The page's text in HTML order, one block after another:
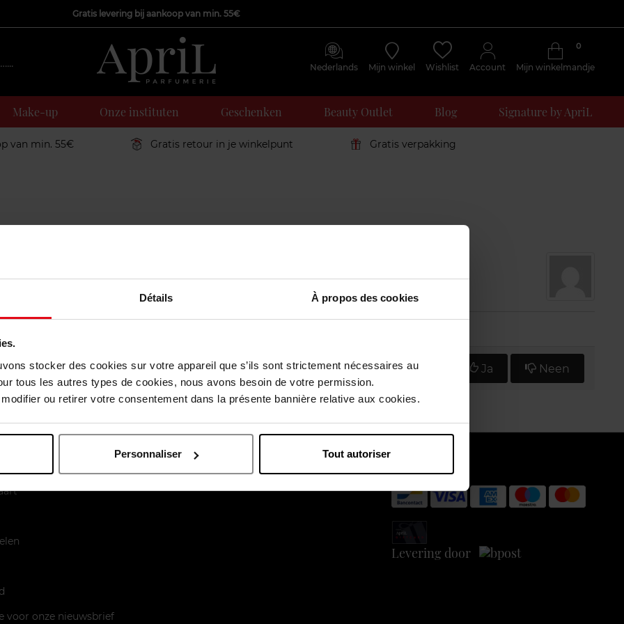
Détails À propos des cookies
stocker des cookies sur votre appareil que s’ils sont strictement nécessaires au
tous les autres types de cookies, nous avons besoin de votre permission.
ou retirer votre consentement dans la présente bannière relative aux cookies.
Personnaliser Tout autoriser
Gratis levering bij aankoop van min. 55€
Nederlands Mijn winkel Wishlist Account Mijn winkelmandje
0
Make-up Onze instituten Geschenken Beauty Outlet Blog Signature by ApriL
van min. 55€ Gratis retour in je winkelpunt Gratis verpakking
Vind u deze mening nuttig? Ja Neen
voor onze nieuwsbrief
Levering door